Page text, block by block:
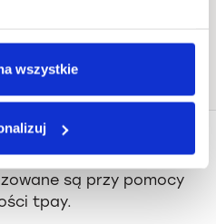
wszystkie
są przy pomocy
tpay.